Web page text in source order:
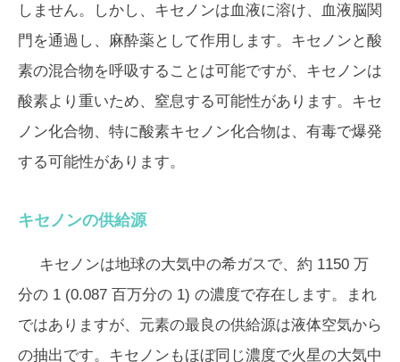
しません。しかし、キセノンは血液に溶け、血液脳関
門を通過し、麻酔薬として作用します。キセノンと酸
素の混合物を呼吸することは可能ですが、キセノンは
酸素より重いため、窒息する可能性があります。キセ
ノン化合物、特に酸素キセノン化合物は、有毒で爆発
する可能性があります。
キセノンの供給源
キセノンは地球の大気中の希ガスで、約 1150 万
分の 1 (0.087 百万分の 1) の濃度で存在します。まれ
ではありますが、元素の最良の供給源は液体空気から
の抽出です。キセノンもほぼ同じ濃度で火星の大気中